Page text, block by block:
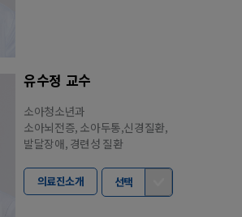
유수정 교수
소아청소년과
소아뇌전증, 소아두통,신경질환,
발달장애, 경련성 질환
의료진소개 선택